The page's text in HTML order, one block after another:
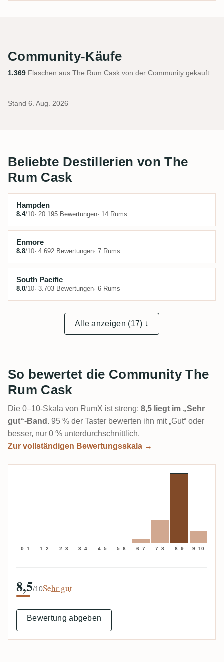
Community-Käufe
1.369 Flaschen aus The Rum Cask von der Community gekauft.
Stand 6. Aug. 2026
Beliebte Destillerien von The
Rum Cask
Hampden
8.4/10· 20.195 Bewertungen· 14 Rums
Enmore
8.8/10· 4.692 Bewertungen· 7 Rums
South Pacific
8.0/10· 3.703 Bewertungen· 6 Rums
Alle anzeigen (17) ↓
So bewertet die Community The
Rum Cask
Die 0–10-Skala von RumX ist streng: 8,5 liegt im „Sehr
gut“-Band . 95 % der Taster bewerten ihn mit „Gut“ oder
besser, nur 0 % unterdurchschnittlich.
Zur vollständigen Bewertungsskala →
0–1 1–2 2–3 3–4 4–5 5–6 6–7 7–8 8–9 9–10
8,5/10Sehr gut
Bewertung abgeben